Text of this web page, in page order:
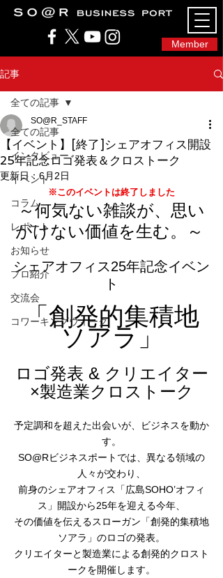
Member
SO@Rビジネスポート｜広島市のシェアオフィ
ス・コワーキングスペース
記事
全ての記事
インタビュー
イベント
コラム
レポート
お知らせ
プロ紹介
交流会
コワーキングウィーク
全ての記事
【イベント】[終了]シェアオフィス開設
25年記念ロゴ発表＆クロストーク
SO@R_STAFF
更新日：6月2日
※このイベントは終了しました
～何気ない雑談が、思い
がけない価値を生む。
～
シェアオフィス25年記念イベン
ト
「創発的集積地
ソアラ」
ロゴ発表 & クリエイター
×製造業クロストーク
予定調和を超えた出会いが、ビジネスを動か
す。
SO@Rビジネスポートでは、異なる領域の
人々が交わり、
前身のシェアオフィス「広島SOHO’オフィ
ス」開設から25年を迎える今年、
その価値を伝えるスローガン「創発的集積地
ソアラ」のロゴの発表。
クリエイターと製造業による創発的クロスト
ークを開催します。